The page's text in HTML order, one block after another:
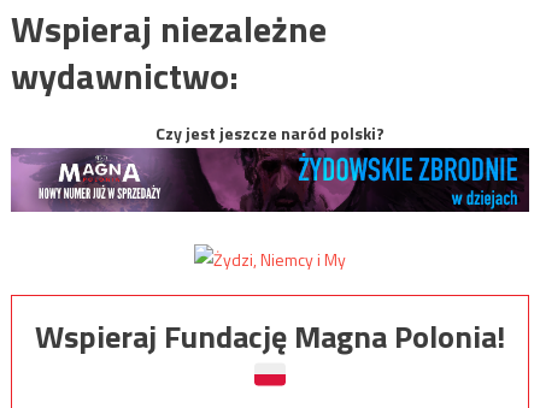
Wspieraj niezależne
wydawnictwo:
Czy jest jeszcze naród polski?
Wspieraj Fundację Magna Polonia!